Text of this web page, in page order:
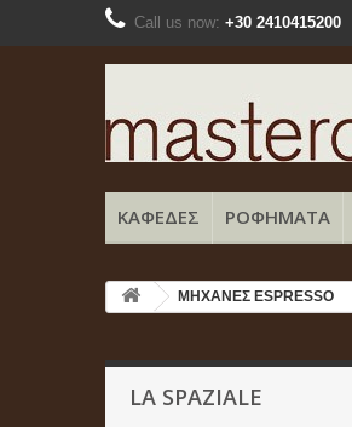
Call us now: +30 2410415200
ΚΑΦΕΔΕΣ ΡΟΦΗΜΑΤΑ
ΜΗΧΑΝΕΣ ESPRESSO
LA SPAZIALE